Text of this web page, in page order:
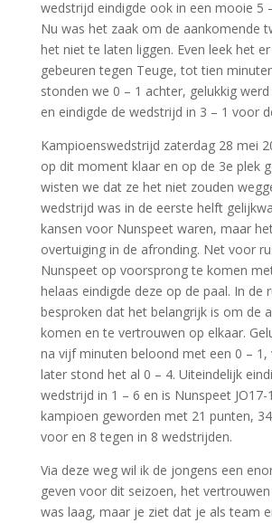
wedstrijd eindigde ook in een mooie 5
Nu was het zaak om de aankomende
het niet te laten liggen. Even leek het
gebeuren tegen Teuge, tot tien
stonden we 0 – 1 achter, gelukkig
en eindigde de wedstrijd in 3 – 1 voor
Kampioenswedstrijd zaterdag 28 mei
op dit moment klaar en op de 3e plek
wisten we dat ze het niet zouden
wedstrijd was in de eerste helft
kansen voor Nunspeet waren, maar
overtuiging in de afronding. Net voor
Nunspeet op voorsprong te komen
helaas eindigde deze op de paal. In de
besproken dat het belangrijk is om de
komen en te vertrouwen op elkaar.
na vijf minuten beloond met een 0 –
later stond het al 0 – 4. Uiteindelijk
wedstrijd in 1 – 6 en is Nunspeet JO17-
kampioen geworden met 21 punten,
voor en 8 tegen in 8 wedstrijden.
Via deze weg wil ik de jongens een
geven voor dit seizoen, het
was laag, maar je ziet dat je als team